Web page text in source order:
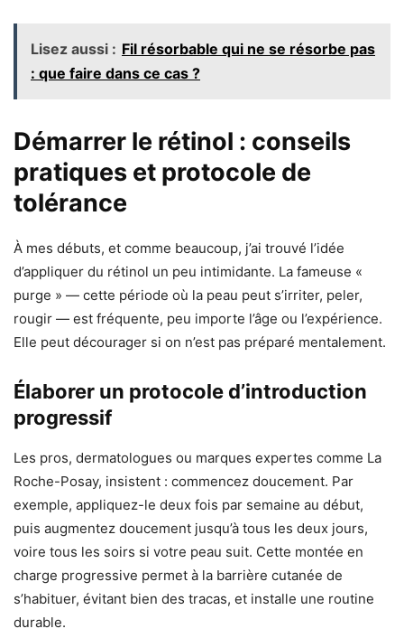
Lisez aussi : Fil résorbable qui ne se résorbe pas
: que faire dans ce cas ?
Démarrer le rétinol : conseils
pratiques et protocole de
tolérance
À mes débuts, et comme beaucoup, j’ai trouvé l’idée
d’appliquer du rétinol un peu intimidante. La fameuse «
purge » — cette période où la peau peut s’irriter, peler,
rougir — est fréquente, peu importe l’âge ou l’expérience.
Elle peut décourager si on n’est pas préparé mentalement.
Élaborer un protocole d’introduction
progressif
Les pros, dermatologues ou marques expertes comme La
Roche-Posay, insistent : commencez doucement. Par
exemple, appliquez-le deux fois par semaine au début,
puis augmentez doucement jusqu’à tous les deux jours,
voire tous les soirs si votre peau suit. Cette montée en
charge progressive permet à la barrière cutanée de
s’habituer, évitant bien des tracas, et installe une routine
durable.